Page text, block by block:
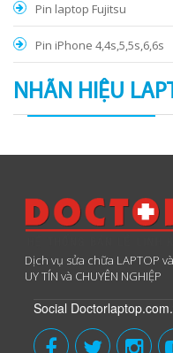
Pin laptop Fujitsu
Pin iPhone 4,4s,5,5s,6,6s
NHÃN HIỆU
Dịch vụ sửa chữa LAPTOP
UY TÍN và CHUYÊN NGHIỆP
Social